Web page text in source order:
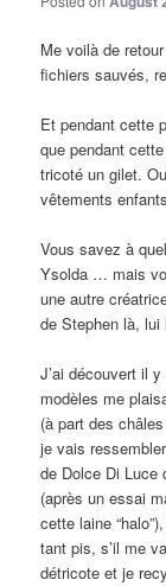
Me voilà de
fichiers sauvés,
Et pendant cette
que pendant
tricoté un gilet.
vêtements
Vous savez à
Ysolda … mais
une autre
de Stephen là, lui
J’ai découvert il
modèles me
(à part des
je vais
de Dolce Di Luce
(après un essai
cette laine
tant pis, s’il me
détricote et je